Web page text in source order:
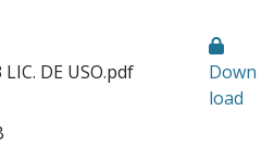
DE USO.pdf
Down
load